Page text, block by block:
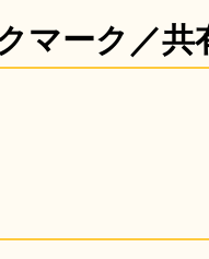
マーク／共